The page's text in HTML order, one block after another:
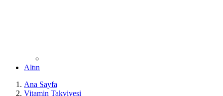
Altın
Ana Sayfa
Vitamin Takviyesi